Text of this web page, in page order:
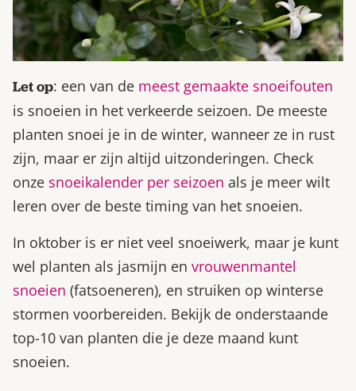
Let op: een van de meest gemaakte snoeifouten
is snoeien in het verkeerde seizoen. De meeste
planten snoei je in de winter, wanneer ze in rust
zijn, maar er zijn altijd uitzonderingen. Check
onze snoeikalender per seizoen als je meer wilt
leren over de beste timing van het snoeien.
In oktober is er niet veel snoeiwerk, maar je kunt
wel planten als jasmijn en vrouwenmantel
snoeien (fatsoeneren), en struiken op winterse
stormen voorbereiden. Bekijk de onderstaande
top-10 van planten die je deze maand kunt
snoeien.